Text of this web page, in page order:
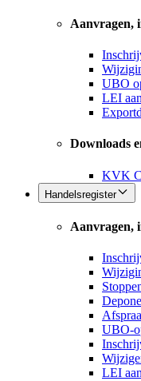
Aanvragen,
UBO
LEI
Downloads
KVK
Handelsregister
Aanvragen,
UBO-
LEI